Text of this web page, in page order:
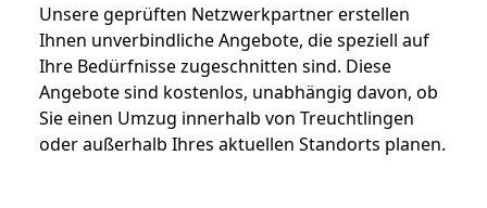
Unsere geprüften Netzwerkpartner erstellen
Ihnen unverbindliche Angebote, die speziell auf
Ihre Bedürfnisse zugeschnitten sind. Diese
Angebote sind kostenlos, unabhängig davon, ob
Sie einen Umzug innerhalb von Treuchtlingen
oder außerhalb Ihres aktuellen Standorts planen.